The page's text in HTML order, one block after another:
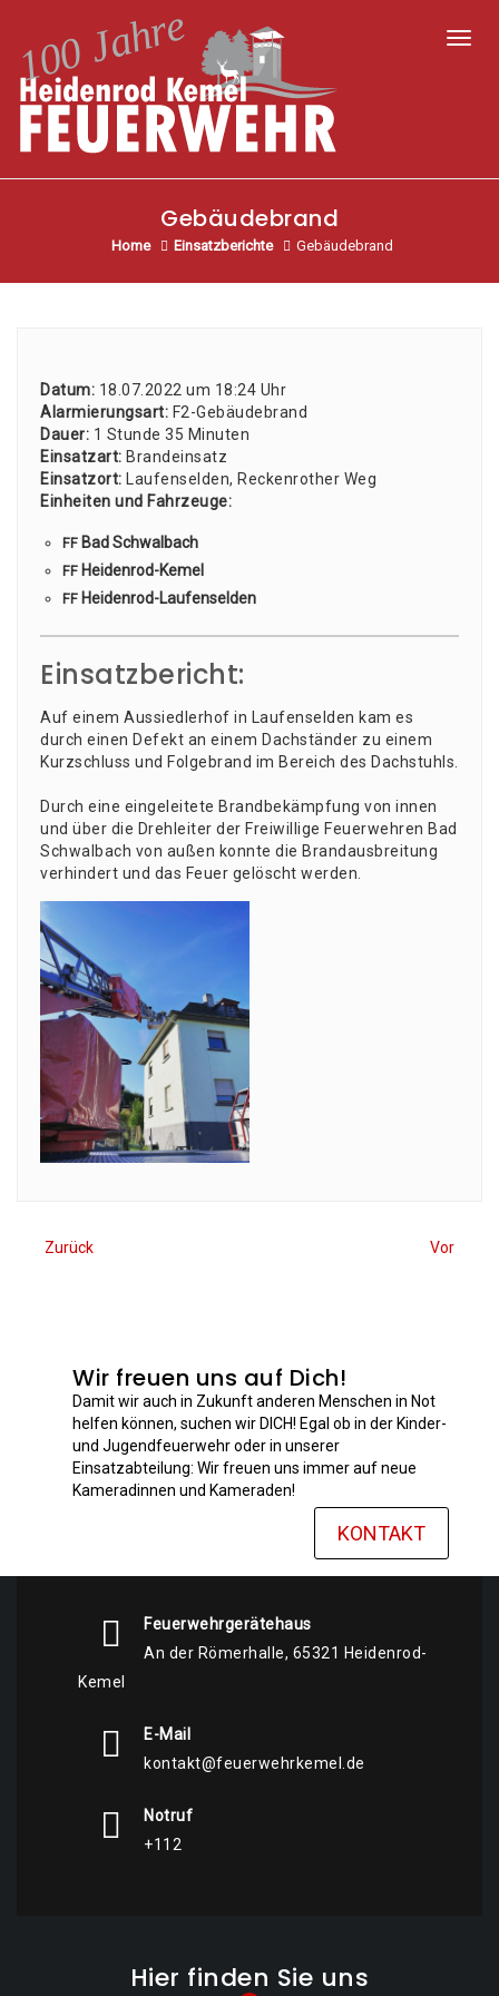
Gebäudebrand
Home Einsatzberichte Gebäudebrand
Datum: 18.07.2022 um 18:24 Uhr
Alar­mie­rungs­art: F2-Gebäu­de­brand
Dau­er: 1 Stun­de 35 Minu­ten
Ein­satz­art: Brand­ein­satz
Ein­satz­ort: Lau­fen­sel­den, Recken­ro­ther Weg
Ein­hei­ten und Fahr­zeu­ge:
FF Bad Schwalbach
FF Hei­den­rod-Kemel
FF Hei­den­rod-Lau­fen­sel­den
Einsatzbericht:
Auf einem Aus­sied­ler­hof in Lau­fen­sel­den kam es
durch einen Defekt an einem Dach­stän­der zu einem
Kurz­schluss und Fol­ge­brand im Bereich des Dach­stuhls.
Durch eine ein­ge­lei­te­te Brand­be­kämp­fung von innen
und über die Dreh­lei­ter der Frei­wil­li­ge Feu­er­weh­ren Bad
Schwal­bach von außen konn­te die Brand­aus­brei­tung
ver­hin­dert und das Feu­er gelöscht werden.
Zurück Vor
Wir freuen uns auf Dich!
Damit wir auch in Zukunft anderen Menschen in Not
helfen können, suchen wir DICH! Egal ob in der Kinder-
und Jugendfeuerwehr oder in unserer
Einsatzabteilung: Wir freuen uns immer auf neue
Kameradinnen und Kameraden!
KONTAKT
Feuerwehrgerätehaus
An der Römerhalle, 65321 Heidenrod-
Kemel
E-Mail
kontakt@feuerwehrkemel.de
Notruf
+112
Hier finden Sie uns